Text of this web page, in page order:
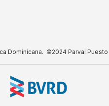
Dominicana. ©2024 Parval